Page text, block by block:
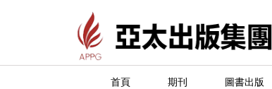
首頁 期刊 圖書出版